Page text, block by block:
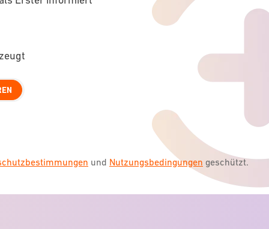
und Nutzungsbedingungen geschützt.